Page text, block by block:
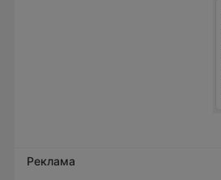
Реклама